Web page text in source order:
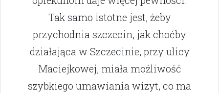
Tak samo istotne jest, żeby
przychodnia szczecin, jak choćby
działająca w Szczecinie, przy ulicy
Maciejkowej, miała możliwość
szybkiego umawiania wizyt, co ma